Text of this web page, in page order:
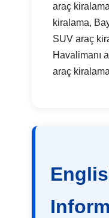
araç
kiralama,
SUV araç
Havalimanı
araç